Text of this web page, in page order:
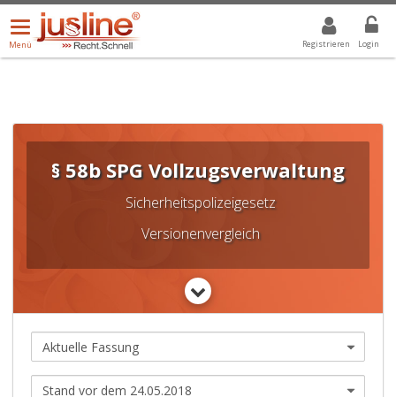
Registrieren Login
Menü
öffnen/schließen
Menü
ALLE DROPDOWN: GEWÄHLTER WERT IST ALLE
§ 58b SPG Vollzugsverwaltung
Sicherheitspolizeigesetz
Versionenvergleich